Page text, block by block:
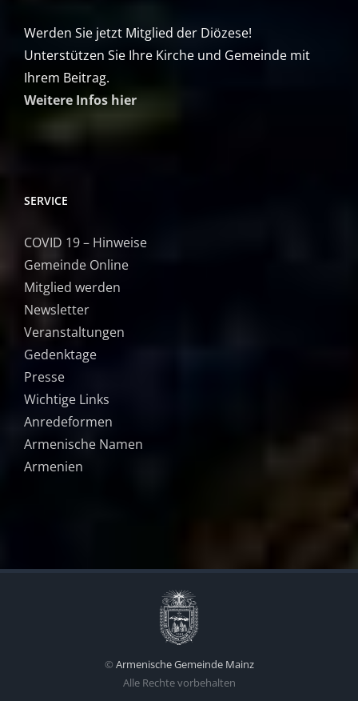
Werden Sie jetzt Mitglied der Diözese!
Unterstützen Sie Ihre Kirche und Gemeinde mit
Ihrem Beitrag.
Weitere Infos hier
SERVICE
COVID 19 – Hinweise
Gemeinde Online
Mitglied werden
Newsletter
Veranstaltungen
Gedenktage
Presse
Wichtige Links
Anredeformen
Armenische Namen
Armenien
© Armenische Gemeinde Mainz
Alle Rechte vorbehalten